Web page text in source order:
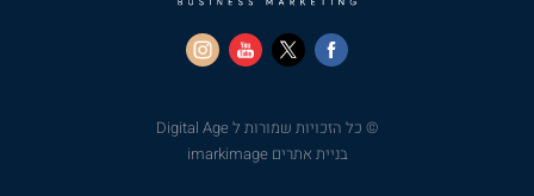
© כל הזכויות שמורות ל Digital Age
בניית אתרים imarkimage